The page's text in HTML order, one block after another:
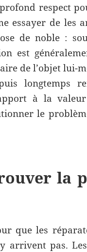
respect
essayer de les
de noble :
est
de l’objet lui-
longtemps
à la
le
la
que les
arrivent pas.